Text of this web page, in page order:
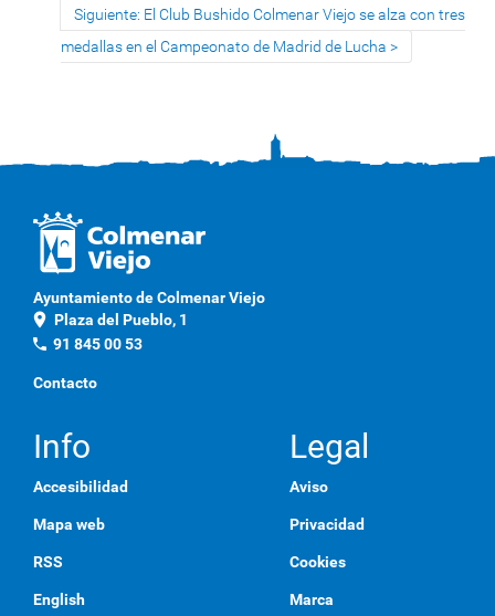
Siguiente: El Club Bushido Colmenar Viejo se alza con tres
medallas en el Campeonato de Madrid de Lucha
Ayuntamiento de Colmenar Viejo
location_on Plaza del Pueblo, 1
phone 91 845 00 53
Contacto
Info
Accesibilidad
Mapa web
RSS
English
Legal
Aviso
Privacidad
Cookies
Marca